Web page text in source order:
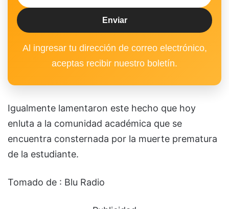
Al ingresar tu dirección de correo electrónico,
aceptas recibir nuestro boletín.
Igualmente lamentaron este hecho que hoy
enluta a la comunidad académica que se
encuentra consternada por la muerte prematura
de la estudiante.
Tomado de : Blu Radio